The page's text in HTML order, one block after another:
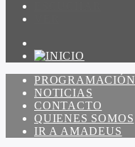
PROGRAMACIÓN
NOTICIAS
CONTACTO
QUIENES SOMOS
IR A AMADEUS